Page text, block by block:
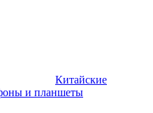
Китайские
и планшеты